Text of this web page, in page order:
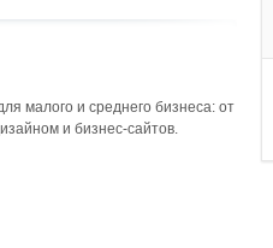
малого и среднего бизнеса: от
и бизнес-сайтов.